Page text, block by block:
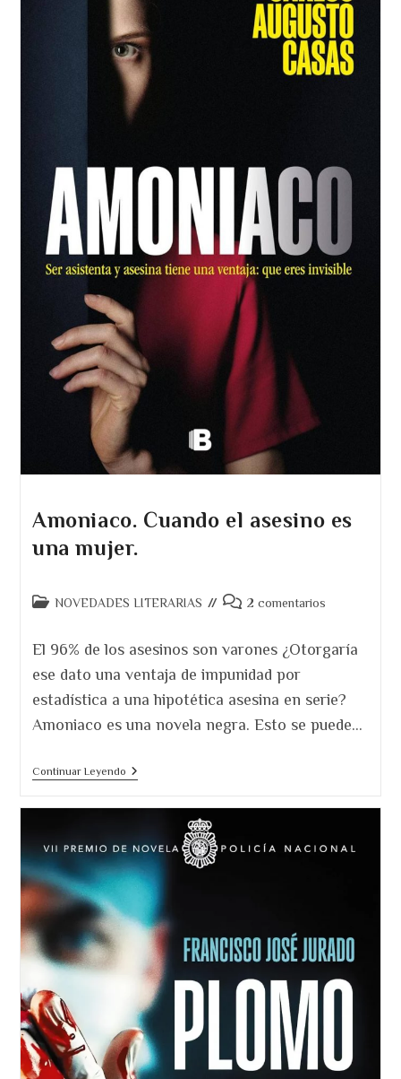
Amoniaco. Cuando el asesino es
una mujer.
Categoría
entrada:
NOVEDADES LITERARIAS
Comentarios
entrada:
2 comentarios
El 96% de los asesinos son varones ¿Otorgaría
ese dato una ventaja de impunidad por
estadística a una hipotética asesina en serie?
Amoniaco es una novela negra. Esto se puede…
Continuar LeyendoAmoniaco.
Una
Mujer.